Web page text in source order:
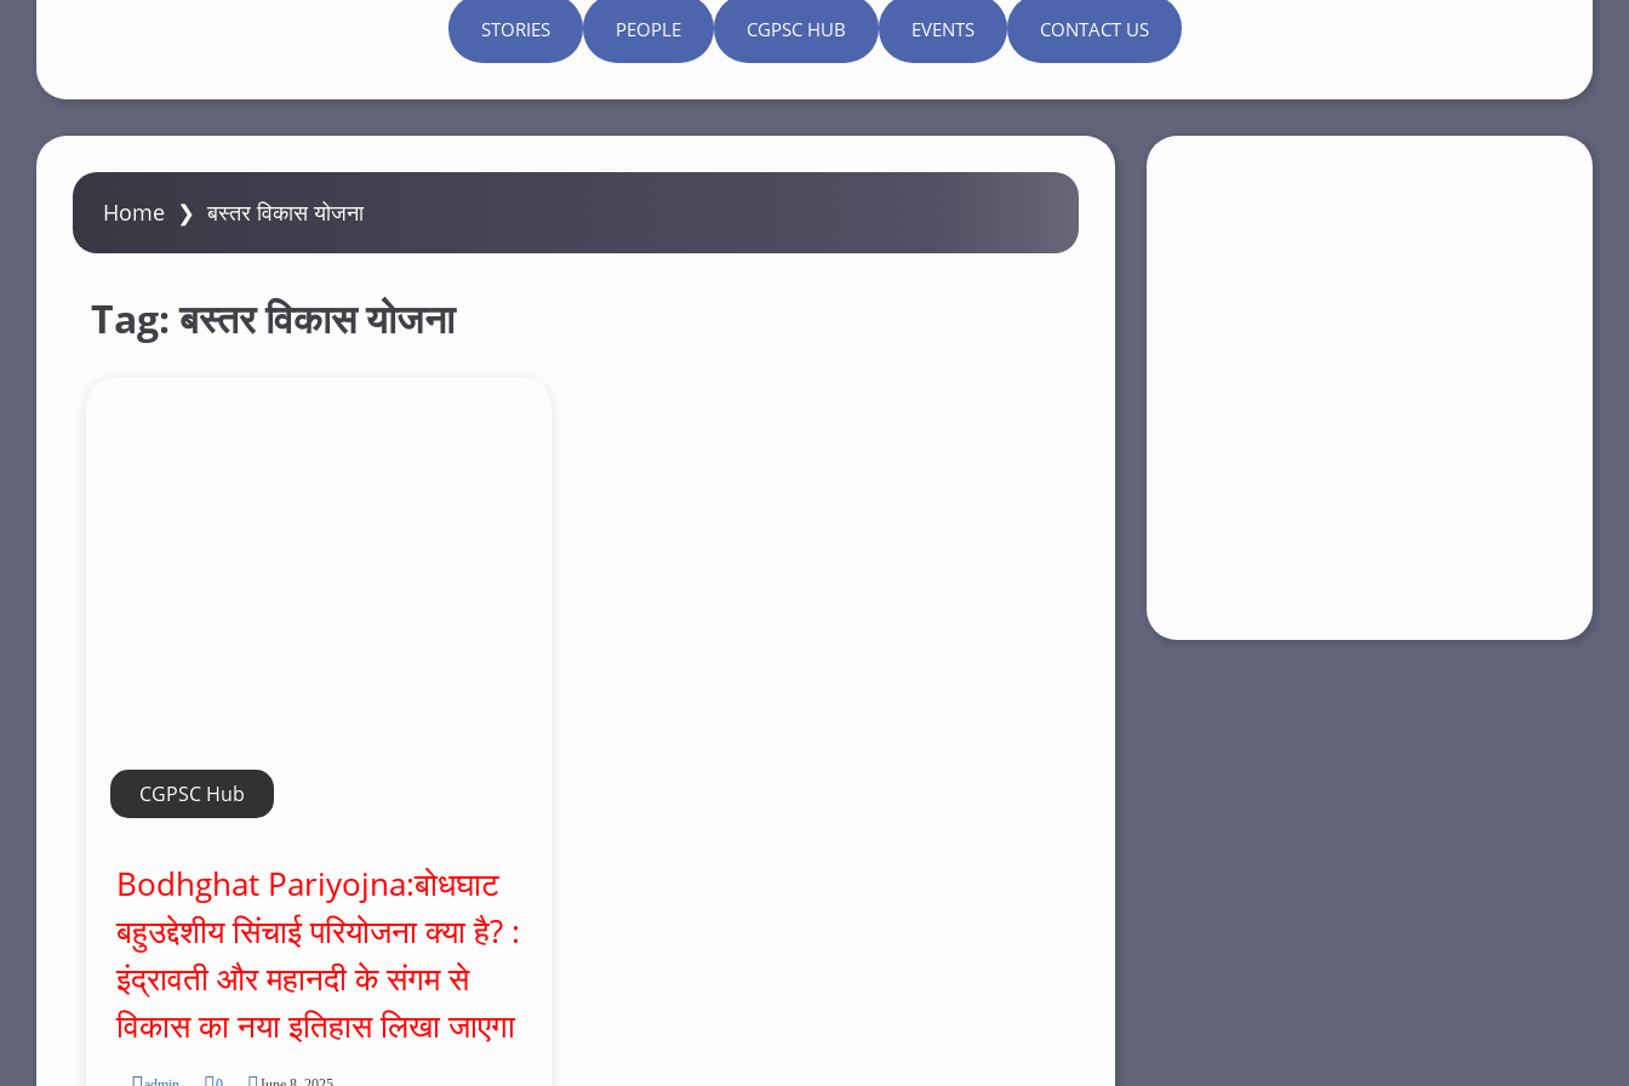
STORIES PEOPLE CGPSC HUB EVENTS CONTACT US
Home ❯बस्तर विकास योजना
Tag:बस्तर विकास योजना
CGPSC Hub
Bodhghat Pariyojna:बोधघाट
बहुउद्देशीय सिंचाई परियोजना क्या है? :
इंद्रावती और महानदी के संगम से
विकास का नया इतिहास लिखा जाएगा